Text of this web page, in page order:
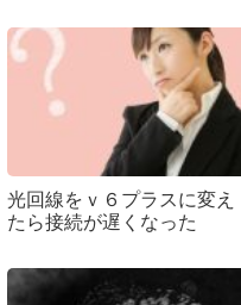
光回線をｖ６プラスに変え
たら接続が遅くなった